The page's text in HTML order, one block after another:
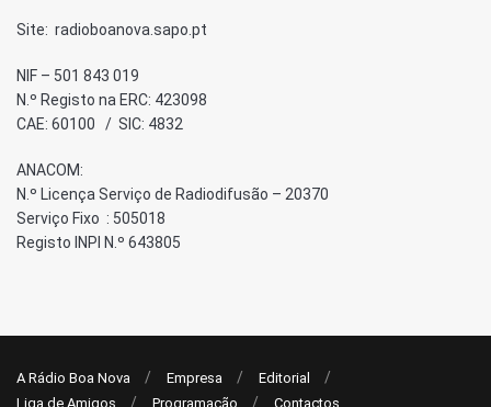
Site: radioboanova.sapo.pt
NIF – 501 843 019
N.º Registo na ERC: 423098
CAE: 60100 / SIC: 4832
ANACOM:
N.º Licença Serviço de Radiodifusão – 20370
Serviço Fixo : 505018
Registo INPI N.º 643805
A Rádio Boa Nova Empresa
Editorial
Liga de Amigos
Programação Contactos